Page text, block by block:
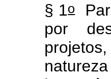
§ 1o
por